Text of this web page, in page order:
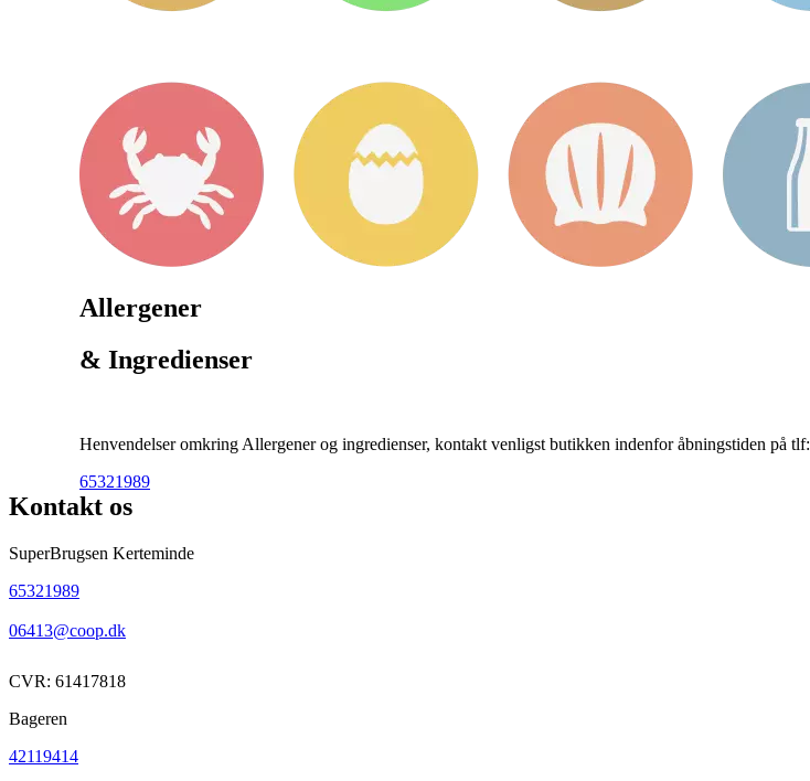
Allergener
& Ingredienser
Henvendelser omkring Allergener og ingredienser, kontakt venligst butikken indenfor åbningstiden på tlf:
65321989
Kontakt os
SuperBrugsen Kerteminde
65321989
06413@coop.dk
CVR: 61417818
Bageren
42119414